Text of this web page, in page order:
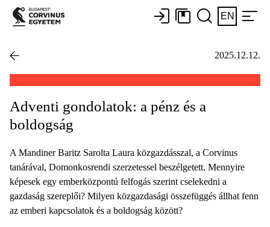
EN
2025.12.12.
Adventi gondolatok: a pénz és a
boldogság
A Mandiner Baritz Sarolta Laura közgazdásszal, a Corvinus
tanárával, Domonkosrendi szerzetessel beszélgetett. Mennyire
képesek egy emberközpontú felfogás szerint cselekedni a
gazdaság szereplői? Milyen közgazdasági összefüggés állhat fenn
az emberi kapcsolatok és a boldogság között?